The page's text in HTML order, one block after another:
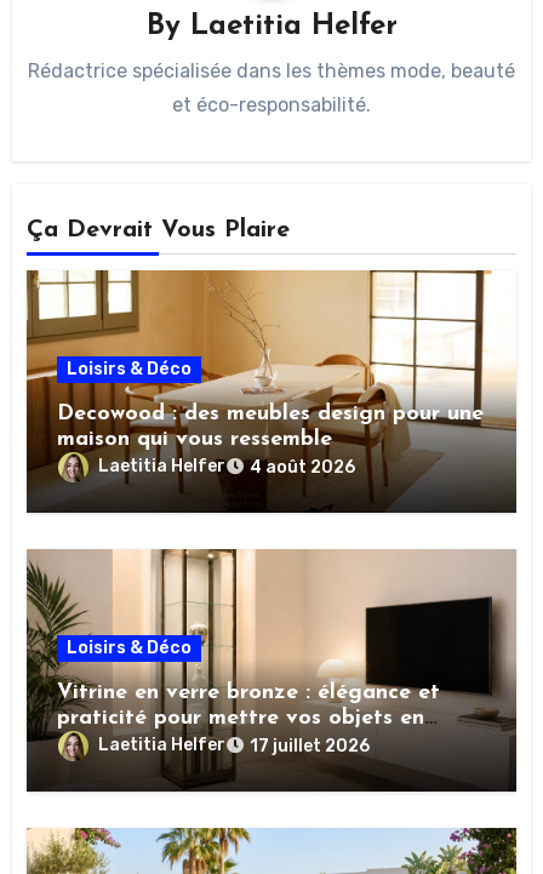
By Laetitia Helfer
Rédactrice spécialisée dans les thèmes mode, beauté
et éco-responsabilité.
Ça Devrait Vous Plaire
Loisirs & Déco
Decowood : des meubles design pour une
maison qui vous ressemble
Laetitia Helfer 4 août 2026
Loisirs & Déco
Vitrine en verre bronze : élégance et
praticité pour mettre vos objets en
valeurLaetitia Helfer 17 juillet 2026